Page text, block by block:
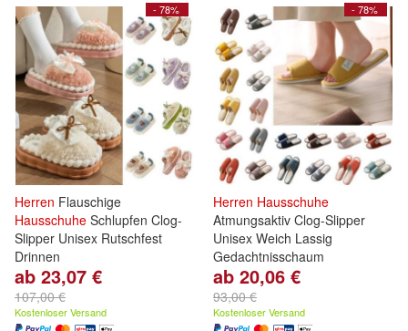
- 78%
Herren Flauschige
Hausschuhe Schlupfen Clog-
Slipper Unisex Rutschfest
Drinnen
ab 23,07 €
107,00 €
Kostenloser Versand
- 78%
Herren Hausschuhe
Atmungsaktiv Clog-Slipper
Unisex Weich Lassig
Gedachtnisschaum
ab 20,06 €
93,00 €
Kostenloser Versand